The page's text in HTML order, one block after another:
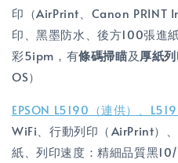
印（AirPrint、Canon PRINT
印、黑墨防水、後方100張進
彩5ipm，有條碼掃瞄及厚紙
OS）
EPSON L5190（連供）、
WiFi、行動列印（AirPrint）
紙、列印速度：精細品質黑